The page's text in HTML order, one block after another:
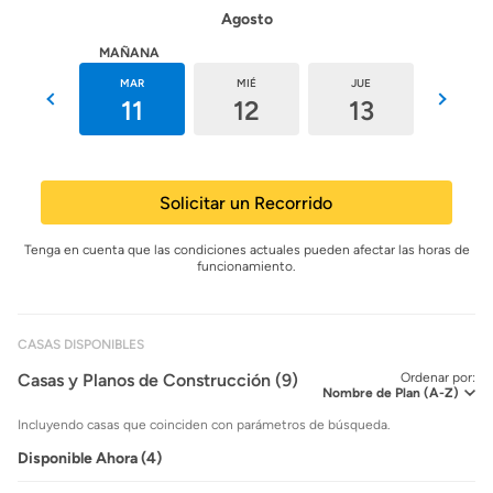
Agosto
MAÑANA
MAR
11
MIÉ
12
JUE
13
Solicitar un Recorrido
Tenga en cuenta que las condiciones actuales pueden afectar las horas de
funcionamiento.
CASAS DISPONIBLES
Ordenar por:
Casas y Planos de Construcción (9)
Incluyendo casas que coinciden con parámetros de búsqueda.
Disponible Ahora (4)